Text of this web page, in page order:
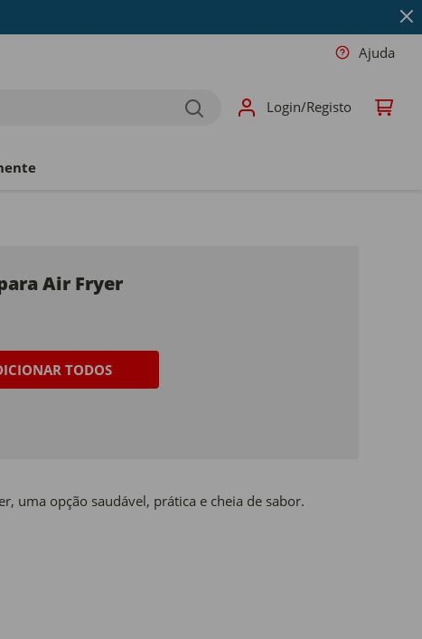
Ajuda
Login/Registo
Air Fryer
TODOS
uma opção saudável, prática e cheia de sabor.